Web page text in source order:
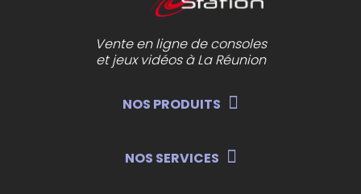
Vente en ligne de consoles
et jeux vidéos à La Réunion
NOS PRODUITS
NOS SERVICES